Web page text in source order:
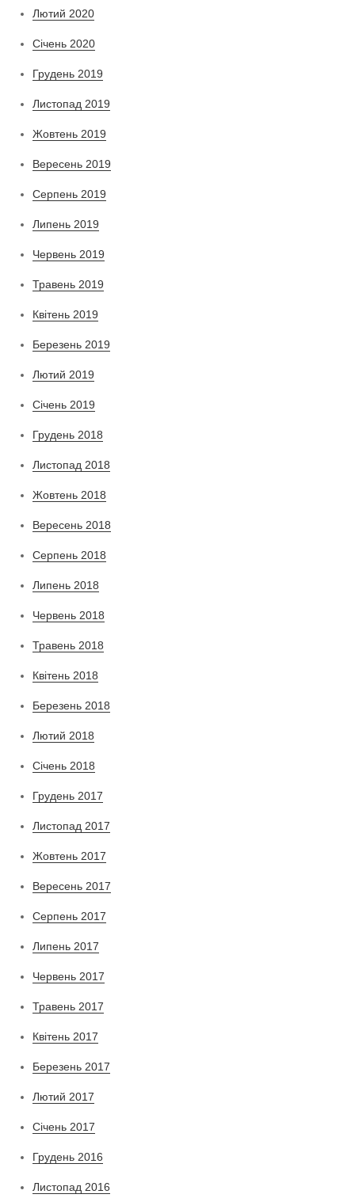
Лютий 2020
Січень 2020
Грудень 2019
Листопад 2019
Жовтень 2019
Вересень 2019
Серпень 2019
Липень 2019
Червень 2019
Травень 2019
Квітень 2019
Березень 2019
Лютий 2019
Січень 2019
Грудень 2018
Листопад 2018
Жовтень 2018
Вересень 2018
Серпень 2018
Липень 2018
Червень 2018
Травень 2018
Квітень 2018
Березень 2018
Лютий 2018
Січень 2018
Грудень 2017
Листопад 2017
Жовтень 2017
Вересень 2017
Серпень 2017
Липень 2017
Червень 2017
Травень 2017
Квітень 2017
Березень 2017
Лютий 2017
Січень 2017
Грудень 2016
Листопад 2016